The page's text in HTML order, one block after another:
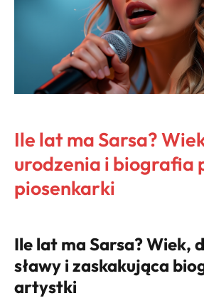
Ile lat ma Sarsa?
urodzenia i biografia
piosenkarki
Ile lat ma Sarsa? Wiek,
sławy i zaskakująca
artystki